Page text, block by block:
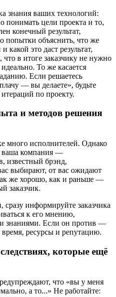
знания ваших технологий:
понимать цели проекта и то,
конечный результат,
попытки объяснить, что же
какой это даст результат,
в итоге заказчику не нужно
То же касается
Если решаетесь
— вы делаете», будьте
по проекту.
и методов решения
много исполнителей. Однако
ваша компания —
известный брэнд,
выбирают, от вас ожидают
же хорошо, как и раньше —
заказчик.
информируйте заказчика
к его мнению,
знаниями. Если он против —
время, ресурсы и репутацию.
которые ещё
что «вы у меня
а то...» Не работайте: